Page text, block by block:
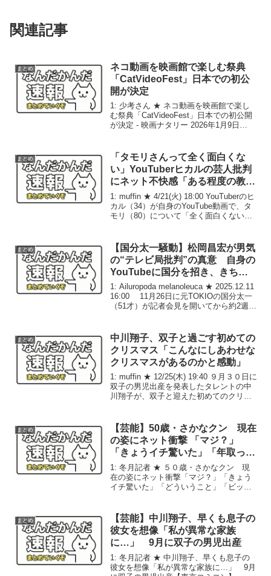
関連記事
まとめ
ネコ動画を映画館で楽しむ祭典
「CatVideoFest」日本での初公
開が決定
1: 少考さん ★ ネコ動画を映画館で楽し
む祭典「CatVideoFest」日本での初公開
が決定 - 映画ナタリー 2026年1月9日
トビデオフェ...
まとめ
「タモリさんって全く面白くな
い」YouTuberヒカルの芸人批判
にネット不快感「ある程度の教養
が無いと面白く感じないかもです
ね」
1: muffin ★ 4/21(火) 18:00 YouTuberのヒ
カル（34）が自身のYouTube動画で、タ
モリ（80）について「全く面白くない」
に公開され...
まとめ
【国分太一騒動】松岡昌宏が男気
の“テレビ局批判”の真意 自身の
YouTubeに国分を招き、きちん
と説明させる計画も
1: Ailuropoda melanoleuca ★ 2025.12.11
16:00 11月26日に元TOKIOの国分太一
（51才）が記者会見を開いてから約2週
は、...
まとめ
中川翔子、双子と過ごす初めての
クリスマス「こんなにしあわせな
クリスマスがあるのかと感動」
1: muffin ★ 12/25(木) 19:40 ９月３０日に
双子の男児出産を発表したタレントの中
川翔子が、双子と迎えた初めてのクリス
初めてのクリスマス」と書き始...
まとめ
【芸能】50歳・さかなクン 現在
の姿にネット衝撃 「マジ？」
「きょうイチ驚いた」「年取って
ないよ絶対。魚の力なのか？」
1: 冬月記者 ★ ５０歳・さかなクン 現
在の姿にネット衝撃「マジ？」「きょう
イチ驚いた」「どういうこと」「ビック
る。 １日のテレビ東京系「ソレダメ！
～あなたの常識は...
まとめ
【芸能】中川翔子、早くも息子の
彼女を想像「私が異常な家族
に…」 9月に双子の男児出産
1: 冬月記者 ★ 中川翔子、早くも息子の
彼女を想像「私が異常な家族に…」 9月